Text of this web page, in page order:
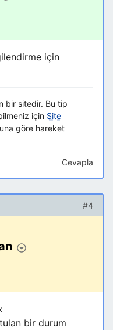
için
bir sitedir. Bu tip
için Site
göre hareket
Cevapla
#4
bir durum